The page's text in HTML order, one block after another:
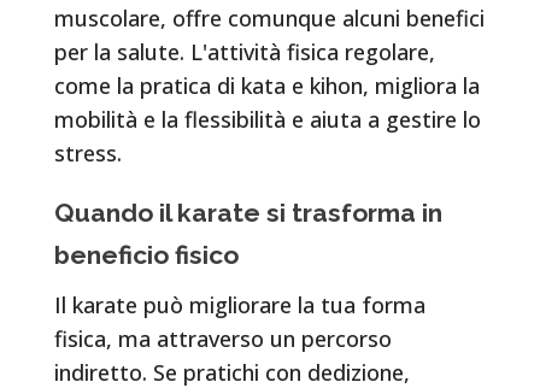
muscolare, offre comunque alcuni benefici
per la salute. L'attività fisica regolare,
come la pratica di kata e kihon, migliora la
mobilità e la flessibilità e aiuta a gestire lo
stress.
Quando il karate si trasforma in
beneficio fisico
Il karate può migliorare la tua forma
fisica, ma attraverso un percorso
indiretto. Se pratichi con dedizione,